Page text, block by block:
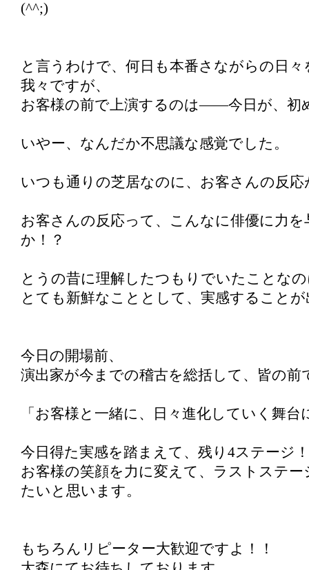
(^^;)
と言うわけで、何日も本番さながらの日
我々ですが、
お客様の前で上演するのは――今日が、初
いやー、なんだか不思議な感覚でした。
いつも通りの芝居なのに、お客さんの反応
お客さんの反応って、こんなに俳優に力
か！？
とうの昔に理解したつもりでいたことな
とても新鮮なこととして、実感すること
今日の開場前、
演出家が今までの稽古を総括して、皆の前
「お客様と一緒に、日々進化していく舞
今日得た実感を踏まえて、残り4ステージ！
お客様の笑顔を力に変えて、ラストステ
たいと思います。
もちろんリピーター大歓迎ですよ！！